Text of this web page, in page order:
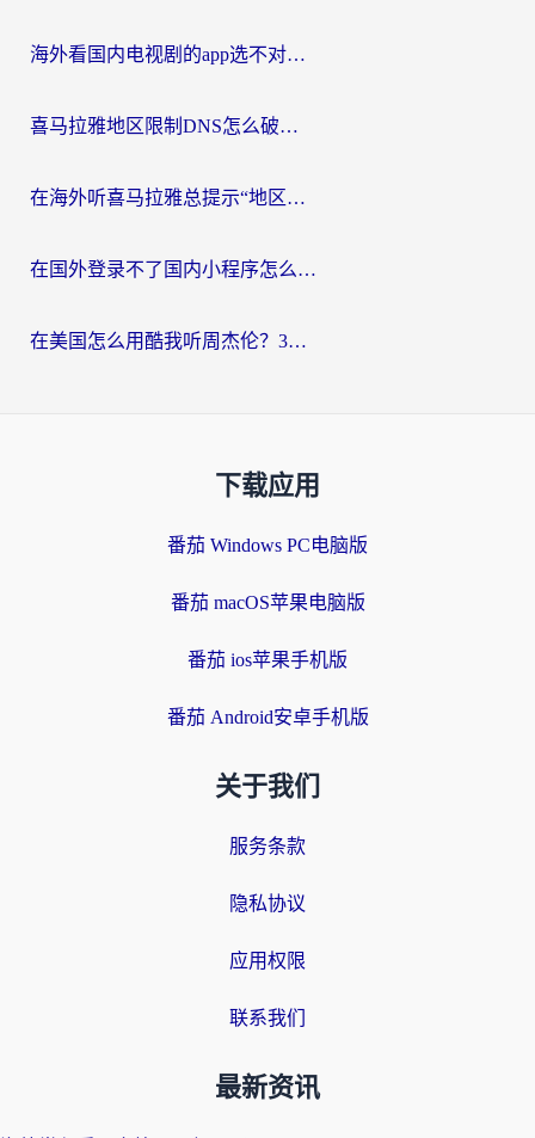
海外看国内电视剧的app选不对？这份回国加速器避坑指南帮你流畅追剧
喜马拉雅地区限制DNS怎么破？海外党听国内音乐听书的终极解决方案
在海外听喜马拉雅总提示“地区限制”？3步轻松解除+听国内音乐全攻略
在国外登录不了国内小程序怎么办？选对回国加速器，轻松解锁国内资源
在美国怎么用酷我听周杰伦？3步搞定海外听歌难题
下载应用
番茄 Windows PC电脑版
番茄 macOS苹果电脑版
番茄 ios苹果手机版
番茄 Android安卓手机版
关于我们
服务条款
隐私协议
应用权限
联系我们
最新资讯